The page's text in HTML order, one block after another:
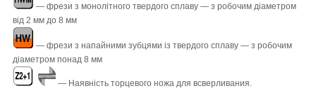
― фрези з монолітного твердого сплаву ― з робочим діаметром
від 2 мм до 8 мм
― фрези з напайними зубцями із твердого сплаву ― з робочим
діаметром понад 8 мм
― Наявність торцевого ножа для всверливания.